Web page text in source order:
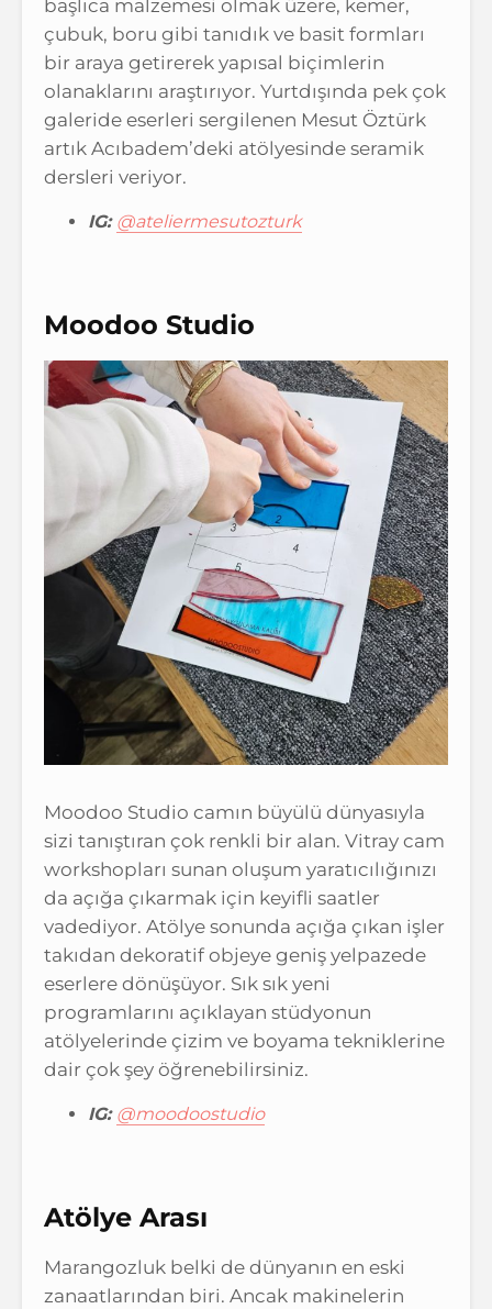
başlıca malzemesi olmak üzere, kemer,
çubuk, boru gibi tanıdık ve basit formları
bir araya getirerek yapısal biçimlerin
olanaklarını araştırıyor. Yurtdışında pek çok
galeride eserleri sergilenen Mesut Öztürk
artık Acıbadem’deki atölyesinde seramik
dersleri veriyor.
IG: @ateliermesutozturk
Moodoo Studio
Moodoo Studio camın büyülü dünyasıyla
sizi tanıştıran çok renkli bir alan. Vitray cam
workshopları sunan oluşum yaratıcılığınızı
da açığa çıkarmak için keyifli saatler
vadediyor. Atölye sonunda açığa çıkan işler
takıdan dekoratif objeye geniş yelpazede
eserlere dönüşüyor. Sık sık yeni
programlarını açıklayan stüdyonun
atölyelerinde çizim ve boyama tekniklerine
dair çok şey öğrenebilirsiniz.
IG: @moodoostudio
Atölye Arası
Marangozluk belki de dünyanın en eski
zanaatlarından biri. Ancak makinelerin